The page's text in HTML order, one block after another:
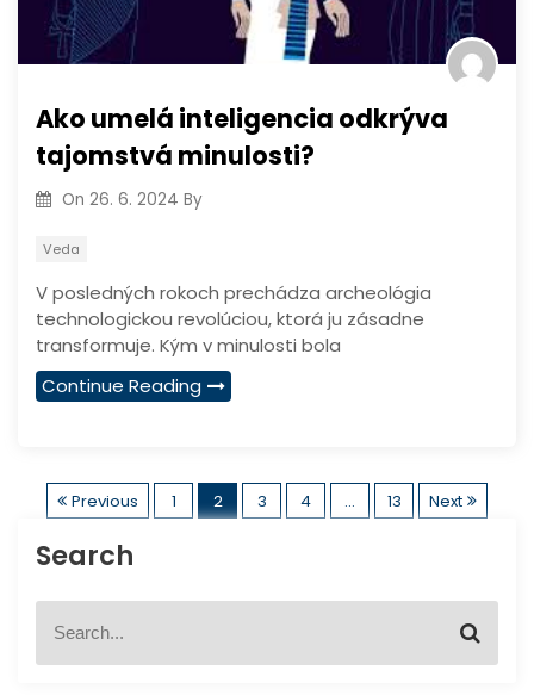
Ako umelá inteligencia odkrýva
tajomstvá minulosti?
On 26. 6. 2024 By
Veda
V posledných rokoch prechádza archeológia
technologickou revolúciou, ktorá ju zásadne
transformuje. Kým v minulosti bola
Continue Reading
S
r
á
Previous 1 2 3 4 … 13 Next
Search
a
S